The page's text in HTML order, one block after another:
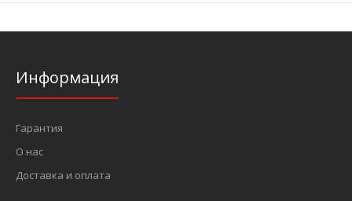
Информация
Гарантия
О нас
Доставка и оплата